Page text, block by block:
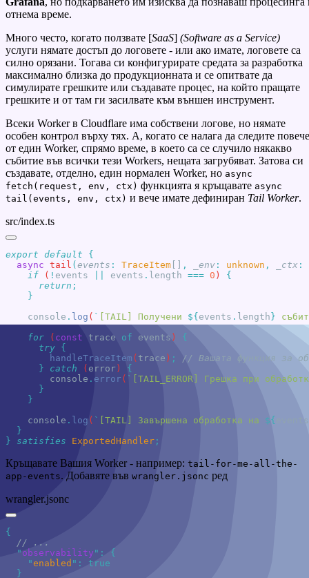
отнема време.
Много често, когато ползвате [SaaS] (Software as a Service)
услуги нямате достъп до логовете - или ако имате, логовете са
силно орязани. Тогава си конфигурирате средата за разработка
максимално близка до продукционната и се опитвате да
симулирате грешките или създавате процес, на който пращате
грешките и от там ги засилвате към външен инструмент.
Всеки Worker в Cloudflare има собствени логове, но нямате
особен контрол върху тях. А, когато се налага да следите повече
от един Worker, спрямо време, в което са се случило някакво
събитие във всички тези Workers, нещата загрубяват. Затова си
създавате, отделно, един нормален Worker, но async
fetch(request, env, ctx) функцията я кръщавате async
tail(events, env, ctx) и вече имате дефиниран Tail Worker.
src/index.ts
export default
  async
tail ( events : TraceItem , _env : unknown , _ctx :
    if
( ! events events . length === 0 )
      return
    console
. log ( ` [TAIL] Получени ${ events . length }
    for
( const trace of events )
      try
        handleTraceItem
( trace ) ;
      }
catch ( error )
        console
. error ( `
[TAIL_ERROR] Грешка при
    console
. log ( ` [TAIL] Завършена обработка на ${
events
} satisfies ExportedHandler
Кръщавате Вашия Worker - например: tail-for-me-all-the-
app-events. Добавяте във wrangler.jsonc ред
wrangler.jsonc
  "
observability " :
{
    "
enabled " :
true